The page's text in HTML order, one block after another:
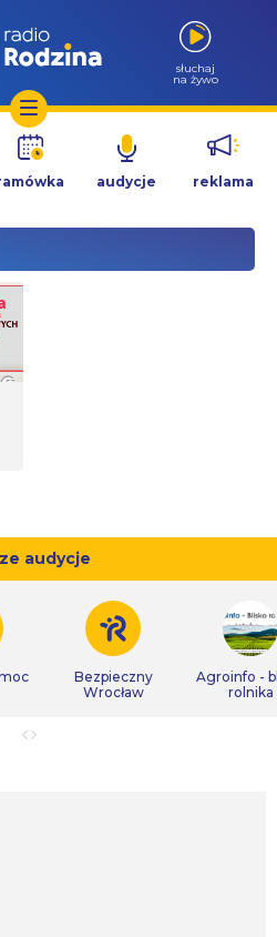
słuchaj
na żywo
audycje reklama
audycje
Bezpieczny
Wrocław
Agroinfo -
rolnika